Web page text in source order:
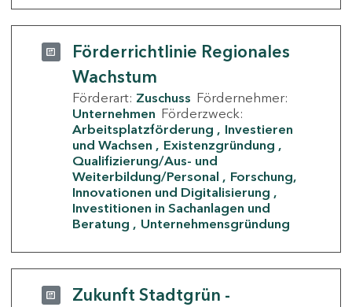
Förderrichtlinie Regionales
Wachstum
Förderart: Zuschuss Fördernehmer:
Unternehmen Förderzweck:
Arbeitsplatzförderung
Investieren
und Wachsen
Existenzgründung
Qualifizierung/Aus- und
Weiterbildung/Personal
Forschung,
Innovationen und Digitalisierung
Investitionen in Sachanlagen und
Beratung
Unternehmensgründung
Zukunft Stadtgrün -